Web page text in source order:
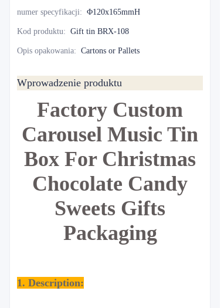
numer specyfikacji: Φ120x165mmH
Kod produktu: Gift tin BRX-108
Opis opakowania: Cartons or Pallets
Wprowadzenie produktu
Factory Custom
Carousel Music Tin
Box For Christmas
Chocolate Candy
Sweets Gifts
Packaging
1. Description: